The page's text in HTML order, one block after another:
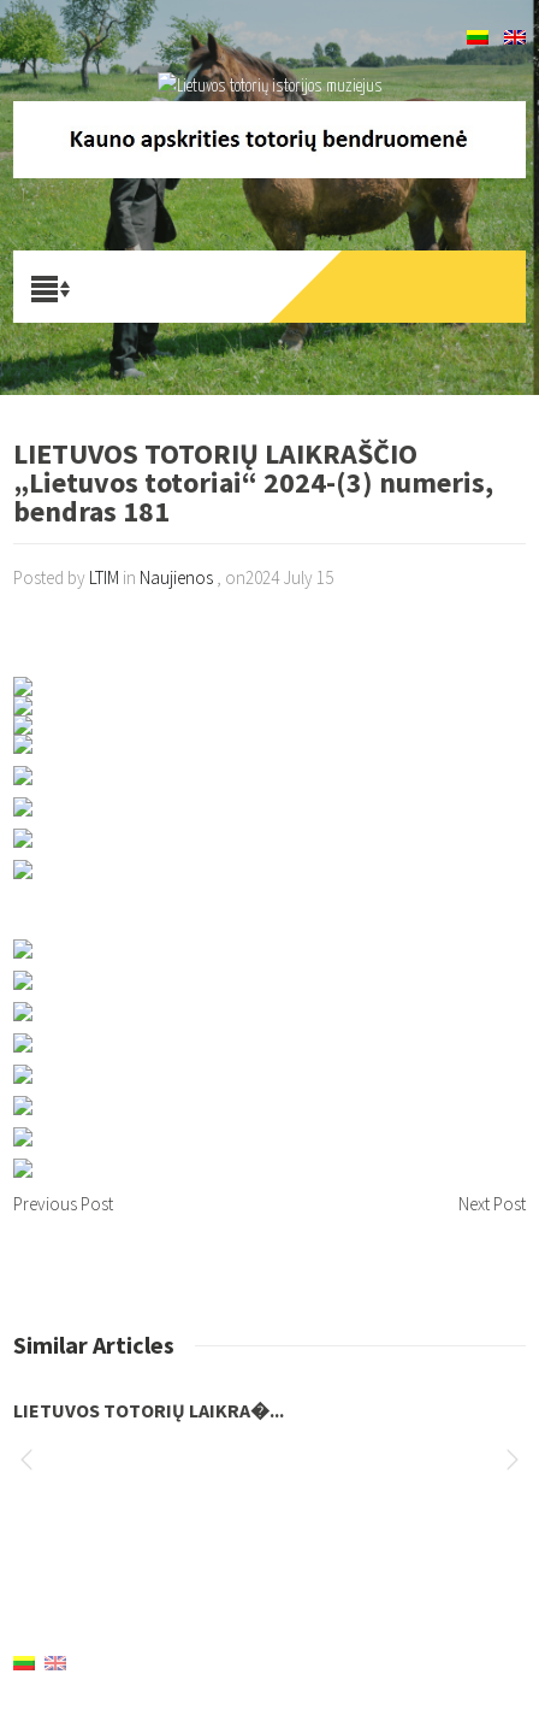
LIETUVOS TOTORIŲ LAIKRAŠČIO
„Lietuvos totoriai“ 2024-(3) numeris,
bendras 181
Posted by LTIM in Naujienos , on2024 July 15
Previous Post Next Post
Similar Articles
LIETUVOS TOTORIŲ LAIKRA�...